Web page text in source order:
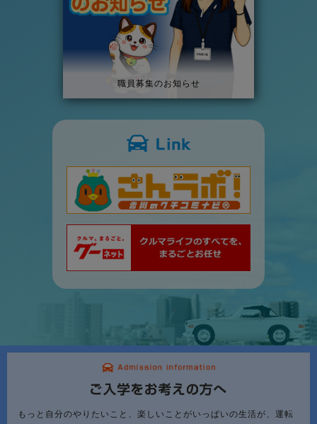
職員募集のお知らせ
もっと自分のやりたいこと、楽しいことがいっぱいの生活が、運転